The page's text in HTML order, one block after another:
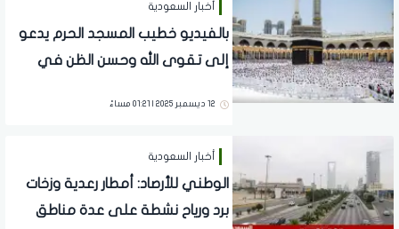
أخبار السعودية
بالفيديو خطيب المسجد الحرم يدعو
إلى تقوى الله وحسن الظن في
12 ديسمبر 2025 | 01:21 مساءً
أخبار السعودية
الوطني للأرصاد: أمطار رعدية وزخات
برد ورياح نشطة على عدة مناطق